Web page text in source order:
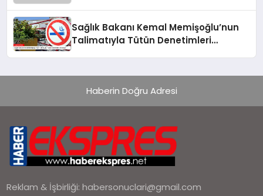
Sağlık Bakanı Kemal Memişoğlu’nun
Talimatıyla Tütün Denetimleri
Haberin Doğru Adresi
Reklam & İşbirliği:habersonuclari@gmail.com